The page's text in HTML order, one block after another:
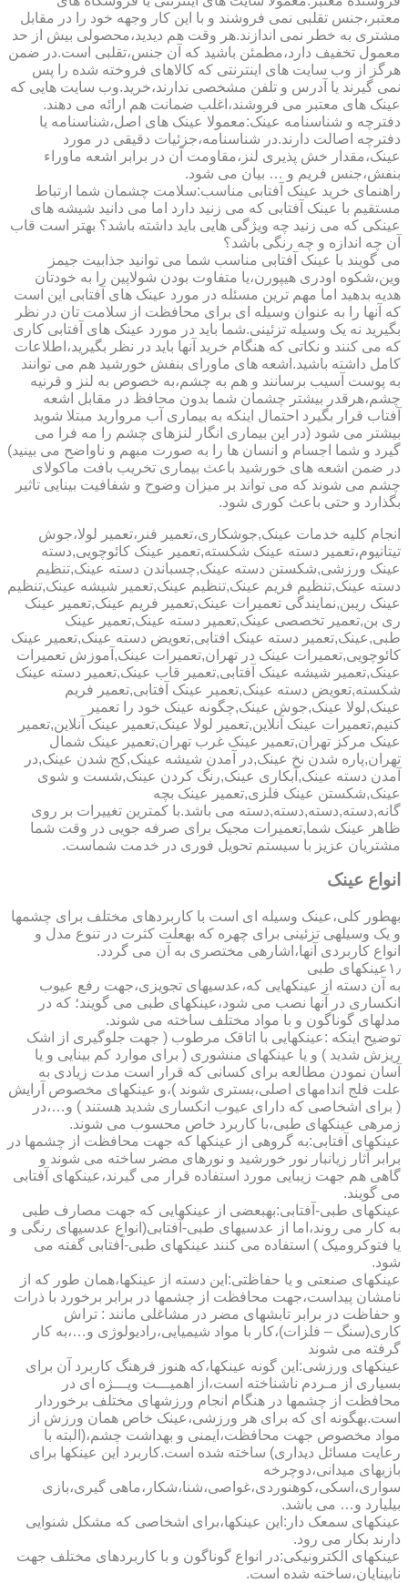
معتبر،جنس تقلبی نمی فروشند و با این کار وجهه خود را در مقابل
مشتری به خطر نمی اندازند.هر وقت هم دیدید،محصولی بیش از حد
معمول تخفیف دارد،مطمئن باشید که آن جنس،تقلبی است.در ضمن
هرگز از وب سایت های اینترنتی که کالاهای فروخته شده را پس
نمی گیرند یا آدرس و تلفن مشخصی ندارند،خرید.وب سایت هایی که
عینک های معتبر می فروشند،اغلب ضمانت هم ارائه می دهند.
دفترچه و شناسنامه عینک:معمولا عینک های اصل،شناسنامه یا
دفترچه اصالت دارند.در شناسنامه،جزئیات دقیقی در مورد
عینک،مقدار خش پذیری لنز،مقاومت آن در برابر اشعه ماوراء
بنفش،جنس فریم و … بیان می شود.
راهنمای خرید عینک آفتابی مناسب:سلامت چشمان شما ارتباط
مستقیم با عینک آفتابی که می زنید دارد اما می دانید شیشه های
عینکی که می زنید چه ویژگی هایی باید داشته باشد؟ بهتر است قاب
آن چه اندازه و چه رنگی باشد؟
می گویند با عینک آفتابی مناسب شما می توانید جذابیت جیمز
وین،شکوه اودری هیپورن،یا متفاوت بودن شولاپین را به خودتان
هدیه بدهید اما مهم ترین مسئله در مورد عینک های آفتابی این است
که آنها را به عنوان وسیله ای برای محافظت از سلامت تان در نظر
بگیرید نه یک وسیله تزئینی.شما باید در مورد عینک های آفتابی کاری
که می کنند و نکاتی که هنگام خرید آنها باید در نظر بگیرید،اطلاعات
کامل داشته باشید.اشعه های ماورای بنفش خورشید هم می توانند
به پوست آسیب برسانند و هم به چشم،به خصوص به لنز و قرنیه
چشم،هرقدر بیشتر چشمان شما بدون محافظ در مقابل اشعه
آفتاب قرار بگیرد احتمال اینکه به بیماری آب مروارید مبتلا شوید
بیشتر می شود (در این بیماری انگار لنزهای چشم را مه فرا می
گیرد و شما اجسام و انسان ها را به صورت مبهم و ناواضح می بینید)
در ضمن اشعه های خورشید باعث بیماری تخریب بافت ماکولای
چشم می شوند که می تواند بر میزان وضوح و شفافیت بینایی تاثیر
بگذارد و حتی باعث کوری شود.
انجام کلیه خدمات عینک,جوشکاری،تعمیر فنر،تعمیر لولا،جوش
تیتانیوم،تعمیر دسته عینک شکسته,تعمیر عینک کائوچویی,دسته
عینک ورزشی,شکستن دسته عینک,چسباندن دسته عینک,تنظیم
دسته عینک,تنظیم فریم عینک,تنظیم عینک,تعمیر شیشه عینک,تنظیم
عینک ریبن,نمایندگی تعمیرات عینک,تعمیر فریم عینک,تعمیر عینک
ری بن,تعمیر تخصصی عینک,تعمیر دسته عینک,تعمیر عینک
طبی,عینک,تعمیر دسته عینک افتابی,تعویض دسته عینک,تعمیر عینک
کائوچویی,تعمیرات عینک در تهران,تعمیرات عینک,آموزش تعمیرات
عینک,تعمیر شیشه عینک آفتابی,تعمیر قاب عینک,تعمیر دسته عینک
شکسته,تعویض دسته عینک,تعمیر عینک آفتابی,تعمیر فریم
عینک,لولا عینک,جوش عینک,چگونه عینک خود را تعمیر
کنیم,تعمیرات عینک آنلاین,تعمیر لولا عینک,تعمیر عینک آنلاین,تعمیر
عینک مرکز تهران,تعمیر عینک غرب تهران,تعمیر عینک شمال
تهران,پاره شدن نخ عینک,در آمدن شیشه عینک,کج شدن عینک,در
آمدن دسته عینک,آبکاری عینک,رنگ کردن عینک,شست و شوی
عینک,شکستن عینک فلزی,تعمیر عینک بچه
گانه,دسته,دسته,دسته,دسته می باشد.با کمترین تغییرات بر روی
ظاهر عینک شما,تعمیرات مجیک برای صرفه جویی در وقت شما
مشتریان عزیز با سیستم تحویل فوری در خدمت شماست.
انواع عینک
به­طور کلی،عینک وسیله ای است با کاربردهای مختلف برای چشمها
و یک وسیله­ی تزئینی برای چهره که به­علت کثرت در تنوع مدل و
انواع کاربردی آنها،اشاره­ی مختصری به آن می گردد.
۱٫عینکهای طبی
به آن دسته از عینکهایی که،عدسیهای تجویزی،جهت رفع عیوب
انکساری در آنها نصب می شود،عینکهای طبی می گویند؛ که در
مدلهای گوناگون و با مواد مختلف ساخته می شوند.
توضیح اینکه :عینکهایی با اتاقک مرطوب ( جهت جلوگیری از اشک
ریزش شدید ) و یا عینکهای منشوری ( برای موارد کم بینایی و یا
آسان نمودن مطالعه برای کسانی که قرار است مدت زیادی به
علت فلج اندامهای اصلی،بستری شوند )،و عینکهای مخصوص آرایش
( برای اشخاصی که دارای عیوب انکساری شدید هستند ) و…،در
زمره­ی عینکهای طبی،با کاربرد خاص محسوب می شوند.
عینکهای آفتابی:به گروهی از عینکها که جهت محافظت از چشمها در
برابر آثار زیانبار نور خورشید و نورهای مضر ساخته می شوند و
گاهی هم جهت زیبایی مورد استفاده قرار می گیرند،عینکهای آفتابی
می گویند.
عینکهای طبی-آفتابی:به­بعضی از عینکهایی که جهت مصارف طبی
به کار می روند،اما از عدسیهای طبی-آفتابی(انواع عدسیهای رنگی و
یا فتوکرومیک ) استفاده می کنند عینکهای طبی-آفتابی گفته می
شود.
عینکهای صنعتی و یا حفاظتی:این دسته از عینکها،همان طور که از
نامشان پیداست،جهت محافظت از چشمها در برابر برخورد با ذرات
و حفاظت در برابر تابشهای مضر در مشاغلی مانند : تراش
کاری(سنگ – فلزات)،کار با مواد شیمیایی،رادیولوژی و…،به کار
گرفته می شوند
عینکهای ورزشی:این گونه عینکها،که هنوز فرهنگ کاربرد آن برای
بسیاری از مـردم ناشناخته است،از اهمیـــت ویـــژه ای در
محافظت از چشمها در هنگام انجام ورزشهای مختلف برخوردار
است.به­گونه ای که برای هر ورزشی،عینک خاص همان ورزش از
مواد مخصوص جهت محافظت،ایمنی و بهداشت چشم،(البته با
رعایت مسائل دیداری) ساخته شده است.کاربرد این عینکها برای
بازیهای میدانی،دوچرخه
سواری،اسکی،کوهنوردی،غواصی،شنا،شکار،ماهی گیری،بازی
بیلیارد و… می باشد.
عینکهای سمعک دار:این عینکها،برای اشخاصی که مشکل شنوایی
دارند بکار می رود.
عینکهای الکترونیکی:در انواع گوناگون و با کاربردهای مختلف جهت
نابینایان،ساخته شده است.